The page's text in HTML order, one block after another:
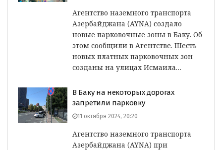
Агентство наземного транспорта
Азербайджана (AYNA) создало
новые парковочные зоны в Баку. Об
этом сообщили в Агентстве. Шесть
новых платных парковочных зон
созданы на улицах Исмаила…
В Баку на некоторых дорогах
запретили парковку
11 октября 2024, 20:20
Агентство наземного транспорта
Азербайджана (AYNA) при